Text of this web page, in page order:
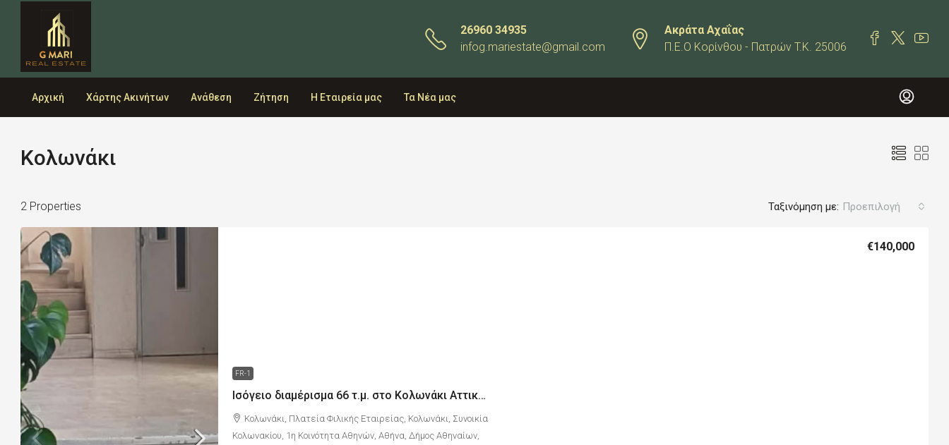
26960 34935
infog.mariestate@gmail.com
Ακράτα Αχαΐας
Π.Ε.Ο Κορίνθου - Πατρών T.K. 25006
Αρχική Χάρτης Ακινήτων Ανάθεση Ζήτηση Η Εταιρεία μας Τα Νέα μας
Κολωνάκι
2 Properties Ταξινόμηση με: Προεπιλογή
FR-1
Ισόγειο διαμέρισμα 66 τ.μ. στο Κολωνάκι Αττικής
€140,000
Κολωνάκι, Πλατεία Φιλικής Εταιρείας, Κολωνάκι, Συνοικία
Κολωνακίου, 1η Κοινότητα Αθηνών, Αθήνα, Δήμος Αθηναίων,